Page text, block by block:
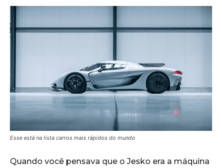
Esse está na lista carros mais rápidos do mundo
Quando você pensava que o Jesko era a máquina